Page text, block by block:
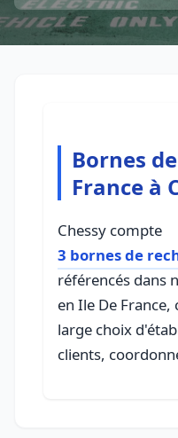
Bornes
France à
Chessy compte
3 bornes de
référencés dans
en Ile De
large choix
clients,